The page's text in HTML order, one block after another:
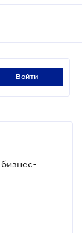
войти